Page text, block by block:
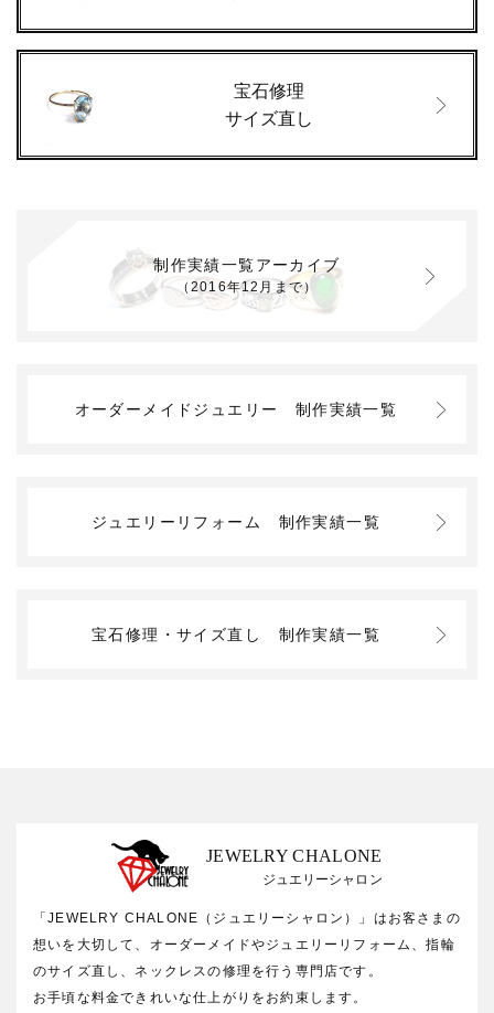
宝石修理
サイズ直し
制作実績一覧アーカイブ
（2016年12月まで）
オーダーメイドジュエリー 制作実績一覧
ジュエリーリフォーム 制作実績一覧
宝石修理・サイズ直し 制作実績一覧
JEWELRY CHALONE
ジュエリーシャロン
「JEWELRY CHALONE（ジュエリーシャロン）」はお客さまの
想いを大切して、オーダーメイドやジュエリーリフォーム、指輪
のサイズ直し、ネックレスの修理を行う専門店です。
お手頃な料金できれいな仕上がりをお約束します。